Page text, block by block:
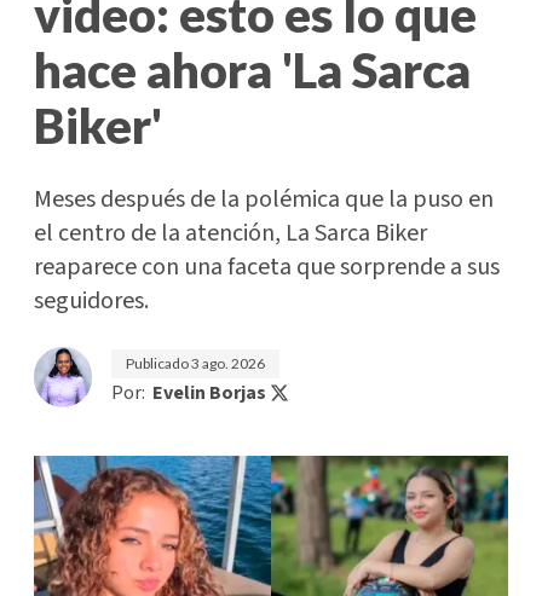
video: esto es lo que
hace ahora 'La Sarca
Biker'
Meses después de la polémica que la puso en
el centro de la atención, La Sarca Biker
reaparece con una faceta que sorprende a sus
seguidores.
Publicado3 ago. 2026
Por: Evelin Borjas